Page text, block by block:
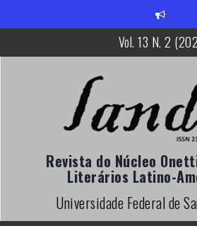
ú
Vol. 13 N. 2
Revista do Núcleo
Literários Latino-
Universidade Federal de